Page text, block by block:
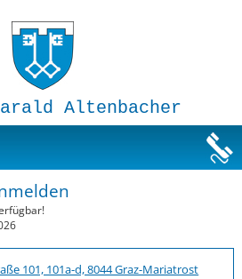
Altenbacher
Anlegerwohnungen
101, 101a-d, 8044 Graz-Mariatrost